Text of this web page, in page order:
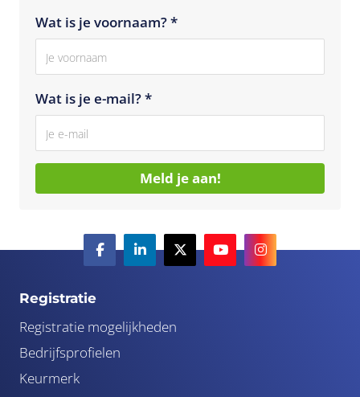
Wat is je voornaam? *
Wat is je e-mail? *
Meld je aan!
Registratie
Registratie mogelijkheden
Bedrijfsprofielen
Keurmerk